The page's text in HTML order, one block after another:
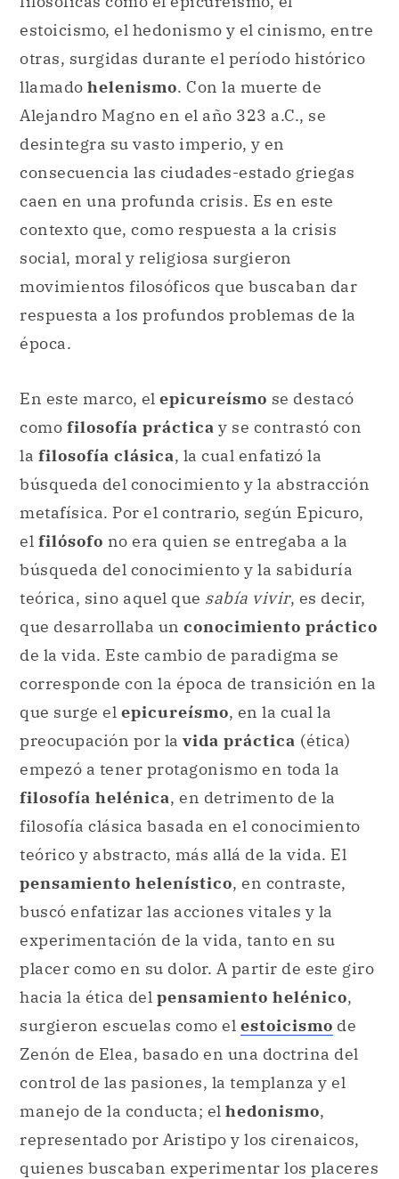
estoicismo, el hedonismo y el cinismo, entre
otras, surgidas durante el período histórico
llamado helenismo. Con la muerte de
Alejandro Magno en el año 323 a.C., se
desintegra su vasto imperio, y en
consecuencia las ciudades-estado griegas
caen en una profunda crisis. Es en este
contexto que, como respuesta a la crisis
social, moral y religiosa surgieron
movimientos filosóficos que buscaban dar
respuesta a los profundos problemas de la
época.
En este marco, el epicureísmo se destacó
como filosofía práctica y se contrastó con
la filosofía clásica, la cual enfatizó la
búsqueda del conocimiento y la abstracción
metafísica. Por el contrario, según Epicuro,
el filósofo no era quien se entregaba a la
búsqueda del conocimiento y la sabiduría
teórica, sino aquel que sabía vivir, es decir,
que desarrollaba un conocimiento práctico
de la vida. Este cambio de paradigma se
corresponde con la época de transición en la
que surge el epicureísmo, en la cual la
preocupación por la vida práctica (ética)
empezó a tener protagonismo en toda la
filosofía helénica, en detrimento de la
filosofía clásica basada en el conocimiento
teórico y abstracto, más allá de la vida. El
pensamiento helenístico, en contraste,
buscó enfatizar las acciones vitales y la
experimentación de la vida, tanto en su
placer como en su dolor. A partir de este giro
hacia la ética del pensamiento helénico,
surgieron escuelas como el estoicismo de
Zenón de Elea, basado en una doctrina del
control de las pasiones, la templanza y el
manejo de la conducta; el hedonismo,
representado por Aristipo y los cirenaicos,
quienes buscaban experimentar los placeres